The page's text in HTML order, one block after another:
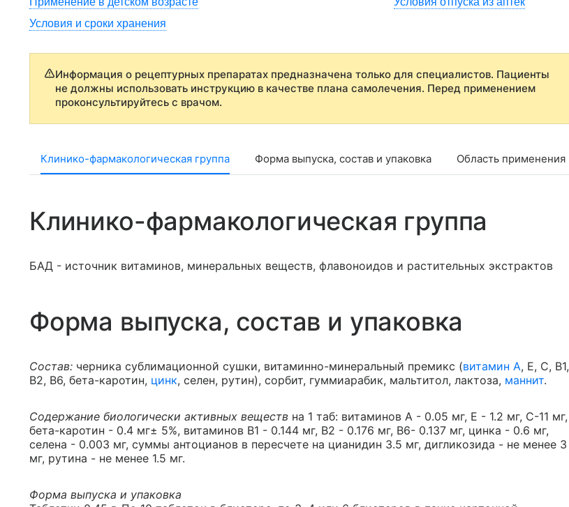
Условия и сроки хранения
Информация о рецептурных препаратах предназначена только для специалистов. Пациенты
не должны использовать инструкцию в качестве плана самолечения. Перед применением
проконсультируйтесь с врачом.
Клинико-фармакологическая группа Форма выпуска, состав и упаковка Область применения
Клинико-фармакологическая группа
БАД - источник витаминов, минеральных веществ, флавоноидов и растительных экстрактов
Форма выпуска, состав и упаковка
Состав: черника сублимационной сушки, витаминно-минеральный премикс (витамин А, Е, С, В1,
В2, В6, бета-каротин, цинк, селен, рутин), сорбит, гуммиарабик, мальтитол, лактоза, маннит.
Содержание биологически активных веществ на 1 таб: витаминов А - 0.05 мг, Е - 1.2 мг, С-11 мг,
бета-каротин - 0.4 мг± 5%, витаминов В1 - 0.144 мг, В2 - 0.176 мг, В6- 0.137 мг, цинка - 0.6 мг,
селена - 0.003 мг, суммы антоцианов в пересчете на цианидин 3.5 мг, дигликозида - не менее 3
мг, рутина - не менее 1.5 мг.
Форма выпуска и упаковка